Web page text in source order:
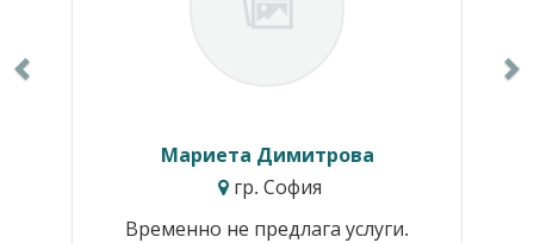
Мариета Димитрова
гр. София
Временно не предлага услуги.